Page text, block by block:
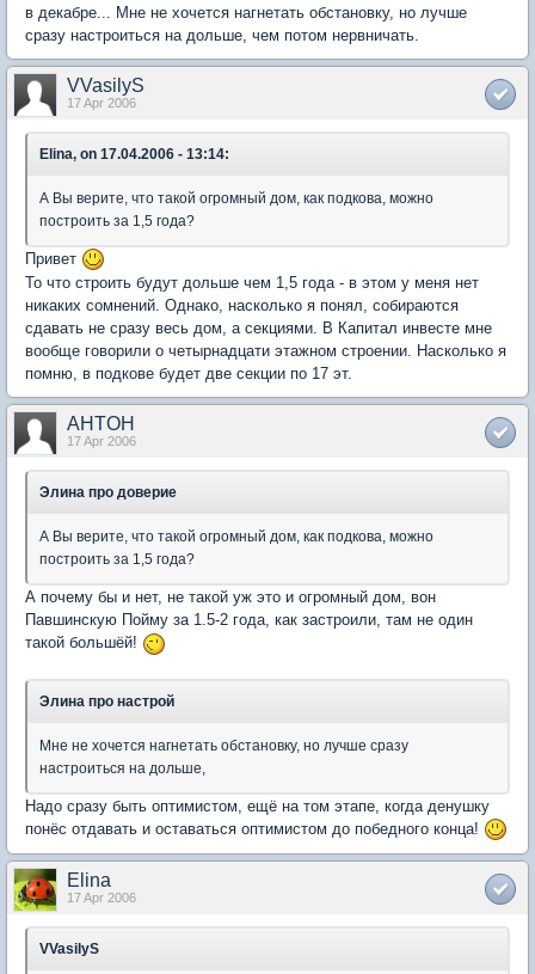
в декабре... Мне не хочется нагнетать обстановку, но лучше
сразу настроиться на дольше, чем потом нервничать.
VVasilyS
17 Apr 2006
Elina, on 17.04.2006 - 13:14:
А Вы верите, что такой огромный дом, как подкова, можно
построить за 1,5 года?
Привет
То что строить будут дольше чем 1,5 года - в этом у меня нет
никаких сомнений. Однако, насколько я понял, собираются
сдавать не сразу весь дом, а секциями. В Капитал инвесте мне
вообще говорили о четырнадцати этажном строении. Насколько я
помню, в подкове будет две секции по 17 эт.
AHTOH
17 Apr 2006
Элина про доверие
А Вы верите, что такой огромный дом, как подкова, можно
построить за 1,5 года?
А почему бы и нет, не такой уж это и огромный дом, вон
Павшинскую Пойму за 1.5-2 года, как застроили, там не один
такой большёй!
Элина про настрой
Мне не хочется нагнетать обстановку, но лучше сразу
настроиться на дольше,
Надо сразу быть оптимистом, ещё на том этапе, когда денушку
понёс отдавать и оставаться оптимистом до победного конца!
Elina
17 Apr 2006
VVasilyS